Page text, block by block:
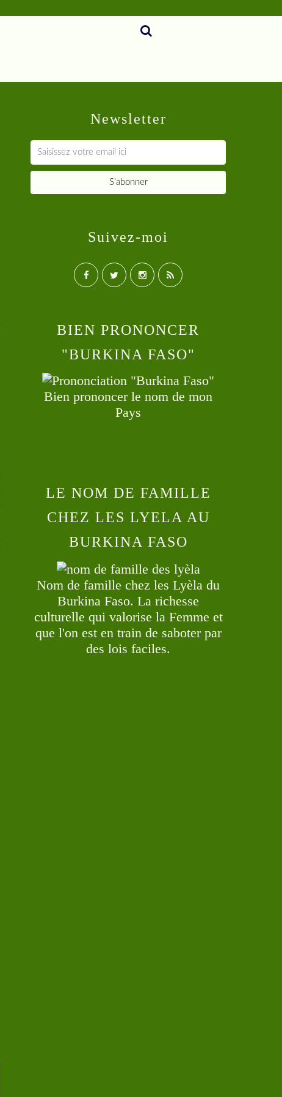
Newsletter
Suivez-moi
BIEN PRONONCER
"BURKINA FASO"
Bien prononcer le nom de mon
Pays
LE NOM DE FAMILLE
CHEZ LES LYELA AU
BURKINA FASO
Nom de famille chez les Lyèla du
Burkina Faso. La richesse
culturelle qui valorise la Femme et
que l'on est en train de saboter par
des lois faciles.